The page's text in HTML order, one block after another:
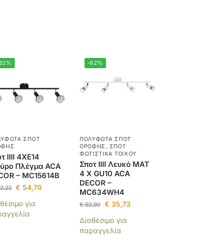
ΣΠΟΤ
IIII 4XE14
Πλέγμα ACA
– MC15614B
€ 54,70
για
-62%
ΠΟΛΎΦΩΤΑ ΣΠΟΤ
ΟΡΟΦΉΣ , ΣΠΟΤ
ΦΩΤΙΣΤΙΚΆ ΤΟΊΧΟΥ
Σποτ ΙΙΙΙ Λευκό ΜΑΤ
4 Χ GU10 ACA
DECOR –
MC634WH4
€92,90 € 35,73
Διαθέσιμο για
παραγγελία